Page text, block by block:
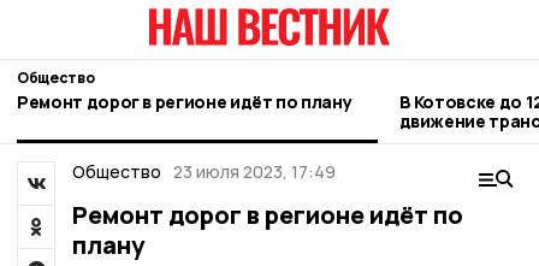
Общество
Ремонт дорог в регионе идёт по плану
В Котовске до
движение
Новой
Общество 23 июля 2023, 17:49
Ремонт дорог в регионе идёт по
плану